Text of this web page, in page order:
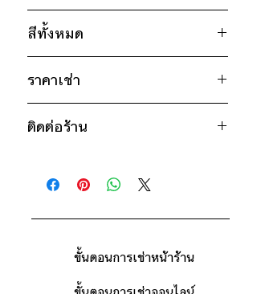
ไซส์ : M
อก 46" / เอว 46" / สะโพก 46" /
ไหล่กว้าง 19" / วงแขน 22" / ยาว
28"
สีทั้งหมด
ราคาเช่า
วันคืน)
ติดต่อร้านเพื่อสอบถามราคา
ติดต่อร้าน
ดูแผนที่ร้าน
ขั้นตอนการเช่าหน้าร้าน